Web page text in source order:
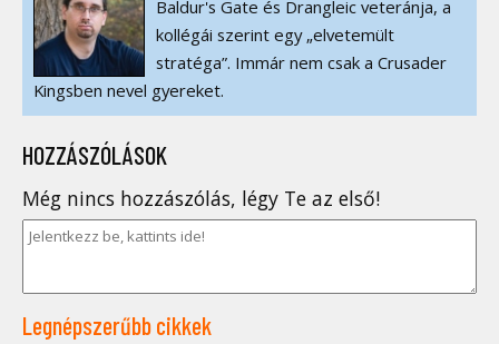
Baldur's Gate és Drangleic veteránja, a
kollégái szerint egy „elvetemült
stratéga”. Immár nem csak a Crusader
Kingsben nevel gyereket.
HOZZÁSZÓLÁSOK
Még nincs hozzászólás, légy Te az első!
Legnépszerűbb cikkek